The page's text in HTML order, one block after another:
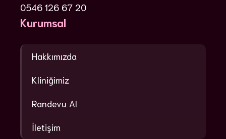
0546 126 67 20
Kurumsal
Hakkımızda
Kliniğimiz
Randevu Al
İletişim